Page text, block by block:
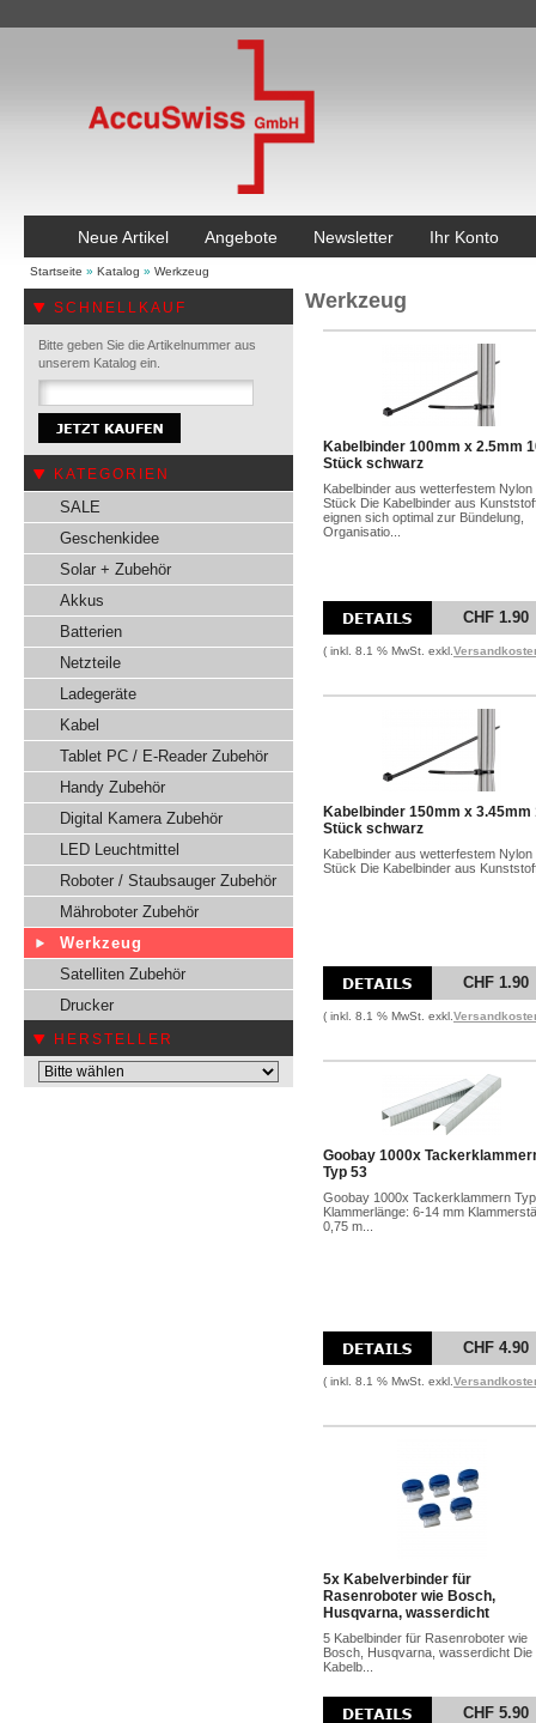
Neue Artikel Angebote Newsletter Ihr Konto
Startseite » Katalog » Werkzeug
SCHNELLKAUF
Bitte geben Sie die Artikelnummer aus
unserem Katalog ein.
KATEGORIEN
SALE
Geschenkidee
Solar + Zubehör
Akkus
Batterien
Netzteile
Ladegeräte
Kabel
Tablet PC / E-Reader Zubehör
Handy Zubehör
Digital Kamera Zubehör
LED Leuchtmittel
Roboter / Staubsauger Zubehör
Mähroboter Zubehör
Werkzeug
Satelliten Zubehör
Drucker
HERSTELLER
Werkzeug
Kabelbinder 100mm x 2.5mm
Stück schwarz
Kabelbinder aus wetterfestem Nylon
Stück Die Kabelbinder aus
eignen sich optimal zur Bündelung,
Organisatio...
CHF 1.90
( inkl. 8.1 % MwSt. exkl.
Kabelbinder 150mm x 3.45mm
Stück schwarz
Kabelbinder aus wetterfestem Nylon
Stück Die Kabelbinder aus
CHF 1.90
( inkl. 8.1 % MwSt. exkl.
Goobay 1000x
Typ 53
Goobay 1000x Tackerklammern
Klammerlänge: 6-14 mm
0,75 m...
CHF 4.90
( inkl. 8.1 % MwSt. exkl.
5x Kabelverbinder für
Rasenroboter wie Bosch,
Husqvarna, wasserdicht
5 Kabelbinder für Rasenroboter wie
Bosch, Husqvarna, wasserdicht Die
Kabelb...
CHF 5.90